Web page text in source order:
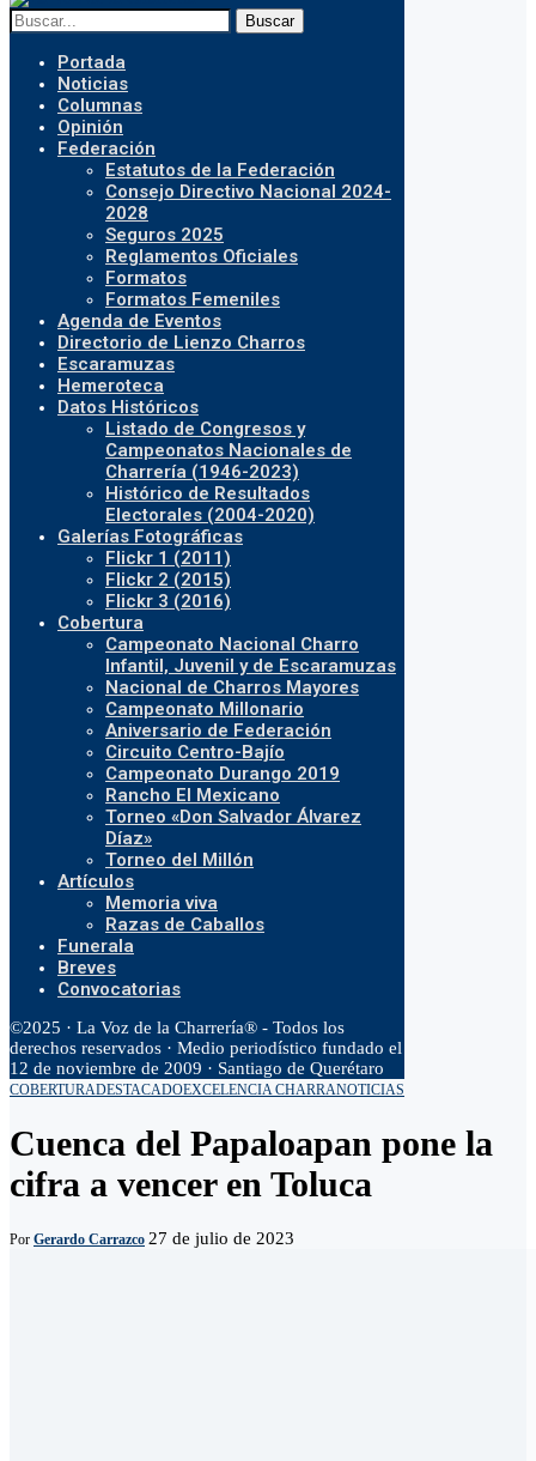
Buscar
Portada
Noticias
Columnas
Opinión
Federación
Estatutos de la Federación
Consejo Directivo Nacional 2024-
2028
Seguros 2025
Reglamentos Oficiales
Formatos
Formatos Femeniles
Agenda de Eventos
Directorio de Lienzo Charros
Escaramuzas
Hemeroteca
Datos Históricos
Listado de Congresos y
Campeonatos Nacionales de
Charrería (1946-2023)
Histórico de Resultados
Electorales (2004-2020)
Galerías Fotográficas
Flickr 1 (2011)
Flickr 2 (2015)
Flickr 3 (2016)
Cobertura
Campeonato Nacional Charro
Infantil, Juvenil y de Escaramuzas
Nacional de Charros Mayores
Campeonato Millonario
Aniversario de Federación
Circuito Centro-Bajío
Campeonato Durango 2019
Rancho El Mexicano
Torneo «Don Salvador Álvarez
Díaz»
Torneo del Millón
Artículos
Memoria viva
Razas de Caballos
Funerala
Breves
Convocatorias
©2025 · La Voz de la Charrería® - Todos los
derechos reservados · Medio periodístico fundado el
12 de noviembre de 2009 · Santiago de Querétaro
COBERTURADESTACADOEXCELENCIA CHARRANOTICIAS
Cuenca del Papaloapan pone la
cifra a vencer en Toluca
Por Gerardo Carrazco 27 de julio de 2023